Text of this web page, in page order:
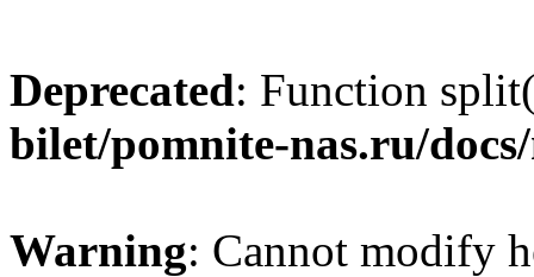
Deprecated: Function
bilet/pomnite-nas.ru/
Warning: Cannot modify